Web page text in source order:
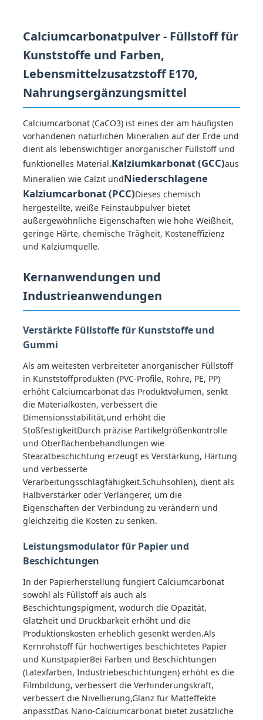
Produkte
Videos
Über uns
Qualitätskontrolle
Kontakt
Nachrichten
Alle Fälle
Persulfate
Chlorverbindung
Erdöl-Zusätze
Chemische Füllstoffe
Chemikalien für Mineralprozesse
Lebensmittelzusatzstoffe
Metallurgische Chemikalien
Elektronik-Rohstoff
Calciumcarbonatpulver - Füllstoff für
Kunststoffe und Farben,
Lebensmittelzusatzstoff E170,
Nahrungsergänzungsmittel
Calciumcarbonat (CaCO3) ist eines der am häufigsten
vorhandenen natürlichen Mineralien auf der Erde und
dient als lebenswichtiger anorganischer Füllstoff und
funktionelles Material.Kalziumkarbonat (GCC)aus
Mineralien wie Calzit undNiederschlagene
Kalziumcarbonat (PCC)Dieses chemisch
hergestellte, weiße Feinstaubpulver bietet
außergewöhnliche Eigenschaften wie hohe Weißheit,
geringe Härte, chemische Trägheit, Kosteneffizienz
und Kalziumquelle.
Kernanwendungen und
Industrieanwendungen
Verstärkte Füllstoffe für Kunststoffe und
Gummi
Als am weitesten verbreiteter anorganischer Füllstoff
in Kunststoffprodukten (PVC-Profile, Rohre, PE, PP)
erhöht Calciumcarbonat das Produktvolumen, senkt
die Materialkosten, verbessert die
Dimensionsstabilität,und erhöht die
StoßfestigkeitDurch präzise Partikelgrößenkontrolle
und Oberflächenbehandlungen wie
Stearatbeschichtung erzeugt es Verstärkung, Härtung
und verbesserte
Verarbeitungsschlagfähigkeit.Schuhsohlen), dient als
Halbverstärker oder Verlängerer, um die
Eigenschaften der Verbindung zu verändern und
gleichzeitig die Kosten zu senken.
Leistungsmodulator für Papier und
Beschichtungen
In der Papierherstellung fungiert Calciumcarbonat
sowohl als Füllstoff als auch als
Beschichtungspigment, wodurch die Opazität,
Glatzheit und Druckbarkeit erhöht und die
Produktionskosten erheblich gesenkt werden.Als
Kernrohstoff für hochwertiges beschichtetes Papier
und KunstpapierBei Farben und Beschichtungen
(Latexfarben, Industriebeschichtungen) erhöht es die
Filmbildung, verbessert die Verhinderungskraft,
verbessert die Nivellierung,Glanz für Matteffekte
anpasstDas Nano-Calciumcarbonat bietet zusätzliche